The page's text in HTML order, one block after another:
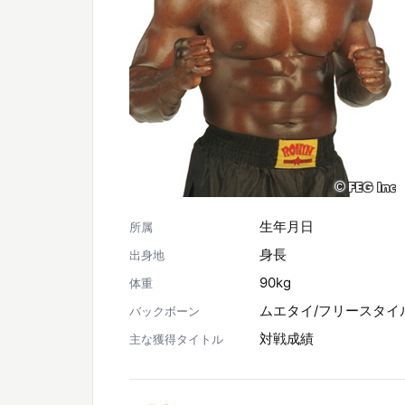
所属 生年月日
出身地 身長
体重 90kg
バックボーン ムエタイ/フリースタイ
主な獲得タイトル 対戦成績